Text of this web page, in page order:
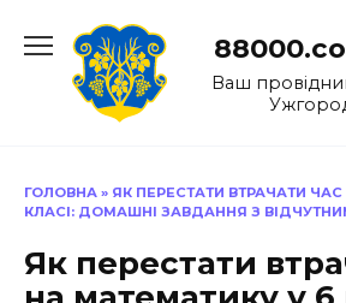
до
Ваш
ГОЛОВНА » ЯК ПЕРЕСТАТИ ВТРАЧАТИ
КЛАСІ: ДОМАШНІ ЗАВДАННЯ З
Як перестати